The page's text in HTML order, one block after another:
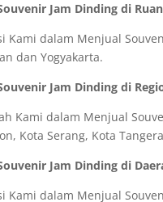
Jam Dinding di
Kami dalam Menjual
dan Yogyakarta.
Jam Dinding di
Kami dalam Menjual
Kota Serang, Kota
Jam Dinding di
Kami dalam Menjual